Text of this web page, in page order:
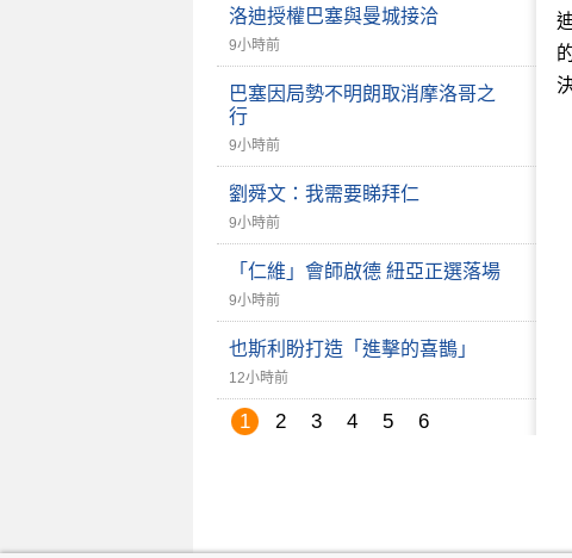
洛迪授權巴塞與曼城接洽
9小時前
巴塞因局勢不明朗取消摩洛哥之
行
9小時前
劉舜文：我需要睇拜仁
9小時前
「仁維」會師啟德 紐亞正選落場
9小時前
也斯利盼打造「進擊的喜鵲」
12小時前
1 2 3 4 5 6